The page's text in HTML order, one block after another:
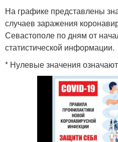
На графике представлены
случаев заражения
Севастополе по дням от
статистической информации.
* Нулевые значения